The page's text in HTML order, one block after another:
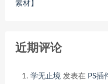
素材】
近期评论
学无止境 发表在 PS插